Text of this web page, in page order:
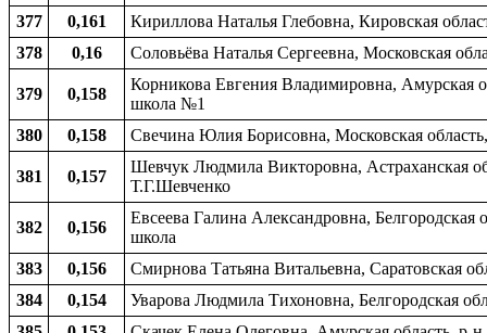
377
0,161
Кириллова Наталья Глебовна, Кировская
378
0,16 Соловьёва Наталья Сергеевна, Московская
379 0,158
Корникова Евгения Владимировна, Амурская
школа №1
380
0,158 Свечина Юлия Борисовна, Московская
381 0,157
Шевчук Людмила Викторовна, Астраханская
Т.Г.Шевченко
382 0,156
Евсеева Галина Александровна, Белгородская
школа
383
0,156
Смирнова Татьяна Витальевна, Саратовская
384
0,154
Уварова Людмила Тихоновна, Белгородская